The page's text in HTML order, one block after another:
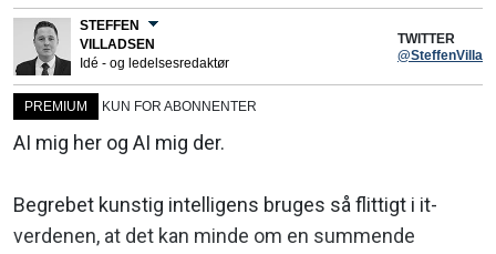
STEFFEN
VILLADSEN
Idé - og ledelsesredaktør
TWITTER
PREMIUM KUN FOR ABONNENTER
AI mig her og AI mig der.
Begrebet kunstig intelligens bruges så flittigt i it-
verdenen, at det kan minde om en summende